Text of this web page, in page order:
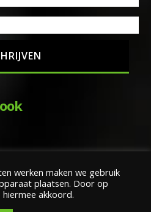
|
werken maken we gebruik
plaatsen. Door op
akkoord.